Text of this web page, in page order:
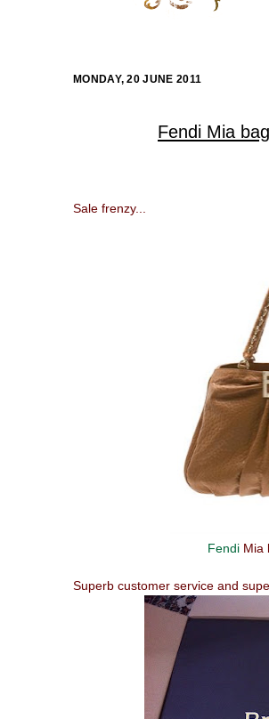
MONDAY, 20 JUNE 2011
Fendi Mia bag
Sale frenzy...
FendiMia
Superb customer service and